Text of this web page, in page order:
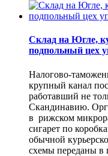
Склад на Югле,
подпольный цех
Налогово-
крупный канал
работавший не
Скандинавию.
в рижском
сигарет по
обычной
схемы переданы в